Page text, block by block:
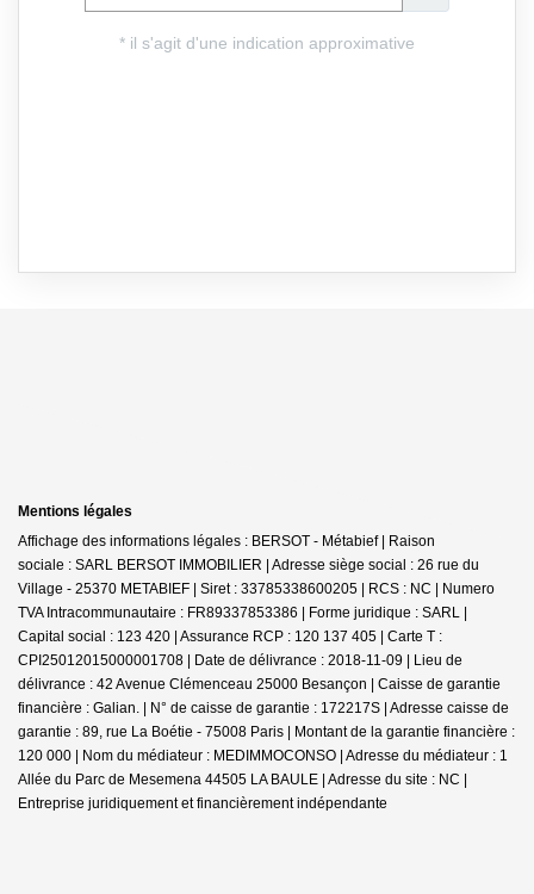
Mentions légales
Affichage des informations légales : BERSOT - Métabief | Raison
sociale : SARL BERSOT IMMOBILIER | Adresse siège social : 26 rue du
Village - 25370 METABIEF | Siret : 33785338600205 | RCS : NC | Numero
TVA Intracommunautaire : FR89337853386 | Forme juridique : SARL |
Capital social : 123 420 | Assurance RCP : 120 137 405 | Carte T :
CPI25012015000001708 | Date de délivrance : 2018-11-09 | Lieu de
délivrance : 42 Avenue Clémenceau 25000 Besançon | Caisse de garantie
financière : Galian. | N° de caisse de garantie : 172217S | Adresse caisse de
garantie : 89, rue La Boétie - 75008 Paris | Montant de la garantie financière :
120 000 | Nom du médiateur : MEDIMMOCONSO | Adresse du médiateur : 1
Allée du Parc de Mesemena 44505 LA BAULE | Adresse du site : NC |
Entreprise juridiquement et financièrement indépendante